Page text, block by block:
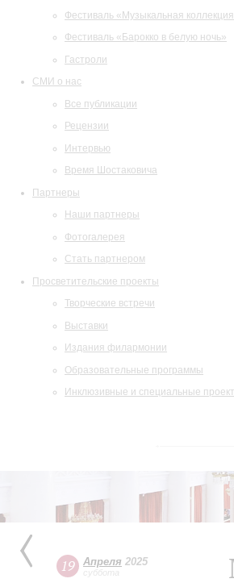
Фестиваль «Музыкальная
Фестиваль «Барокко в белую ночь»
Гастроли
СМИ о нас
Все публикации
Рецензии
Интервью
Время Шостаковича
Партнеры
Наши партнеры
Фотогалерея
Стать партнером
Просветительские проекты
Творческие встречи
Выставки
Издания филармонии
Образовательные программы
Инклюзивные и специальные
19 Апреля 2025
суббота